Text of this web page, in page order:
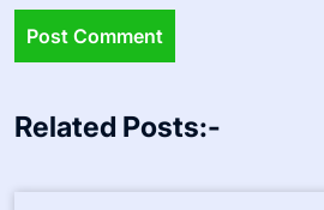
Related Posts:-